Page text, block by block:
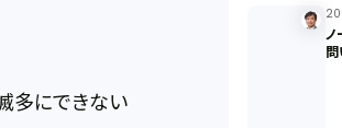
多にできない
業務委託契約
ノ